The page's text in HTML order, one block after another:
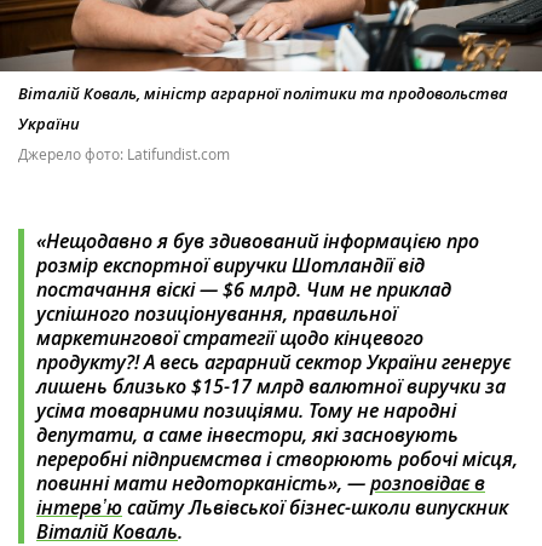
Віталій Коваль, міністр аграрної політики та продовольства
України
Джерело фото: Latifundist.com
«Нещодавно я був здивований інформацією про
розмір експортної виручки Шотландії від
постачання віскі — $6 млрд. Чим не приклад
успішного позиціонування, правильної
маркетингової стратегії щодо кінцевого
продукту?! А весь аграрний сектор України генерує
лишень близько $15-17 млрд валютної виручки за
усіма товарними позиціями. Тому не народні
депутати, а саме інвестори, які засновують
переробні підприємства і створюють робочі місця,
повинні мати недоторканість», —розповідає в
інтервʼюсайту Львівської бізнес-школи випускник
Віталій Коваль.